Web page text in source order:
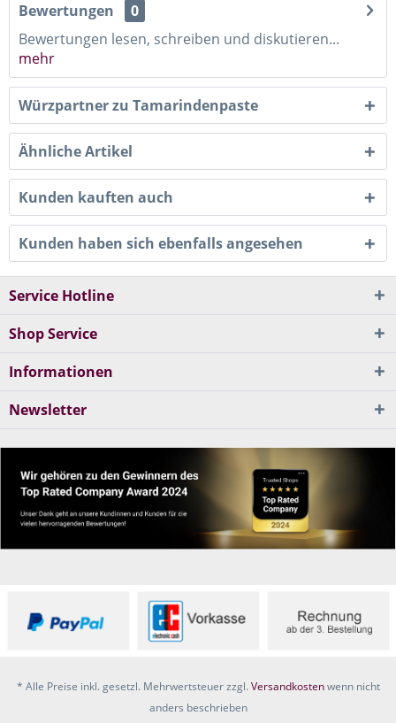
Bewertungen
0
Bewertungen lesen, schreiben und diskutieren...
mehr
Würzpartner zu Tamarindenpaste
Ähnliche Artikel
Kunden kauften auch
Kunden haben sich ebenfalls angesehen
Service Hotline
Shop Service
Informationen
Newsletter
* Alle Preise inkl. gesetzl. Mehrwertsteuer zzgl.Versandkostenwenn nicht
anders beschrieben